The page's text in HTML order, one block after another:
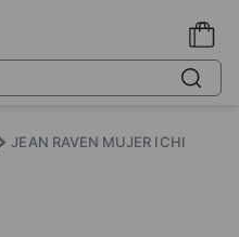
JEAN RAVEN MUJER ICHI